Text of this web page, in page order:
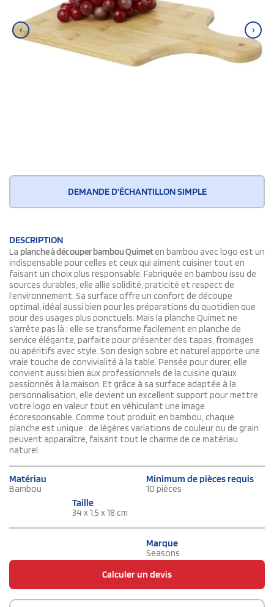
‹ ›
DEMANDE D'ÉCHANTILLON SIMPLE
DESCRIPTION
La planche à découper bambou Quimeten bambou avec logo est un
indispensable pour celles et ceux qui aiment cuisiner tout en
faisant un choix plus responsable. Fabriquée en bambou issu de
sources durables, elle allie solidité, praticité et respect de
l’environnement. Sa surface offre un confort de découpe
optimal, idéal aussi bien pour les préparations du quotidien que
pour des usages plus ponctuels. Mais la planche Quimet ne
s’arrête pas là : elle se transforme facilement en planche de
service élégante, parfaite pour présenter des tapas, fromages
ou apéritifs avec style. Son design sobre et naturel apporte une
vraie touche de convivialité à la table. Pensée pour durer, elle
convient aussi bien aux professionnels de la cuisine qu’aux
passionnés à la maison. Et grâce à sa surface adaptée à la
personnalisation, elle devient un excellent support pour mettre
votre logo en valeur tout en véhiculant une image
écoresponsable. Comme tout produit en bambou, chaque
planche est unique : de légères variations de couleur ou de grain
peuvent apparaître, faisant tout le charme de ce matériau
naturel.
Matériau
Bambou
Minimum de pièces requis
10 pièces
Taille
34 x 1,5 x 18 cm
Marque
Seasons
Calculer un devis